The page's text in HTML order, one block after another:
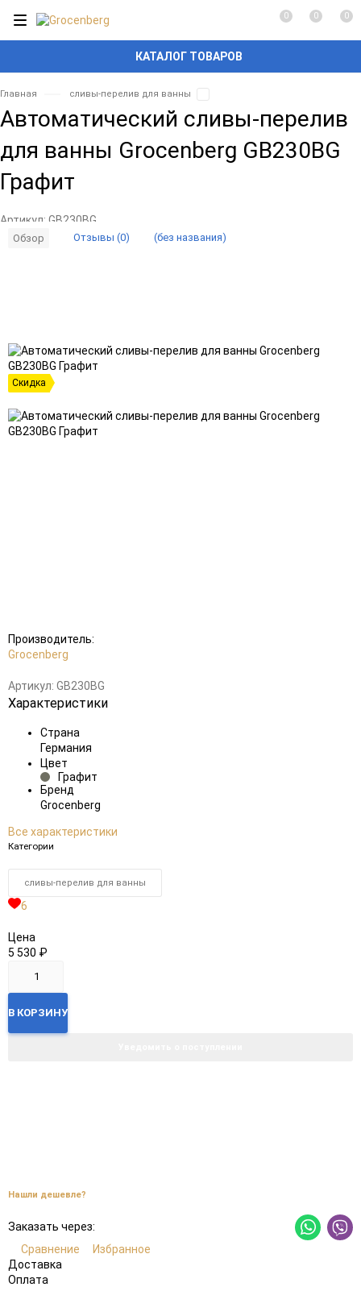
КАТАЛОГ ТОВАРОВ
0 0 0
Главная сливы-перелив для ванны
Автоматический сливы-перелив
для ванны Grocenberg GB230BG
Графит
Артикул: GB230BG
Обзор Отзывы (0) (без названия)
Скидка
в
избранное
к
сравнению
Производитель:
Grocenberg
Артикул: GB230BG
Характеристики
Страна
Германия
Цвет
Графит
Бренд
Grocenberg
Все характеристики
Категории
сливы-перелив для ванны
6
Цена
5 530 ₽
В КОРЗИНУ
Нашли дешевле?
Заказать через:
Сравнение
Избранное
Доставка
Оплата